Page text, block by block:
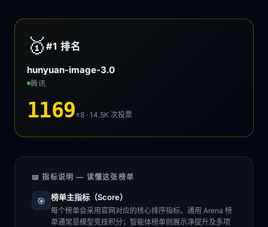
🥇 #1排名
hunyuan-image-3.0
腾讯
1169±8 · 14.5K次投票
📖 指标说明 — 读懂这张榜单
🎯 榜单主指标（Score）
每个榜单会采用官网对应的核心排序指标。通用 Arena 榜
单通常是模型竞技积分；智能体榜单则展示净提升及多项